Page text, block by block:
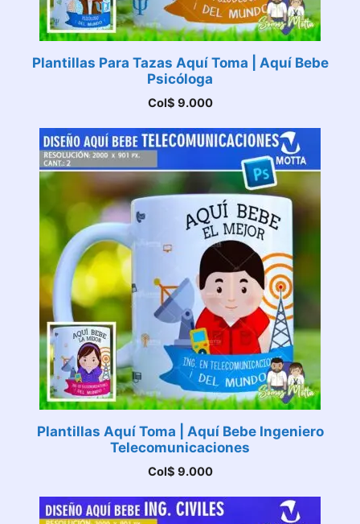
Plantillas Para Tazas Aquí Toma | Aquí Bebe
Psicóloga
Col$ 9.000
Plantillas Aquí Toma | Aquí Bebe Ingeniero
Telecomunicaciones
Col$ 9.000